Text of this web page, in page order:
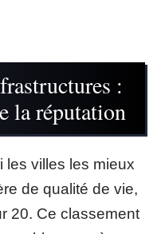
:
la réputation
les villes les mieux
de qualité de vie,
20. Ce classement